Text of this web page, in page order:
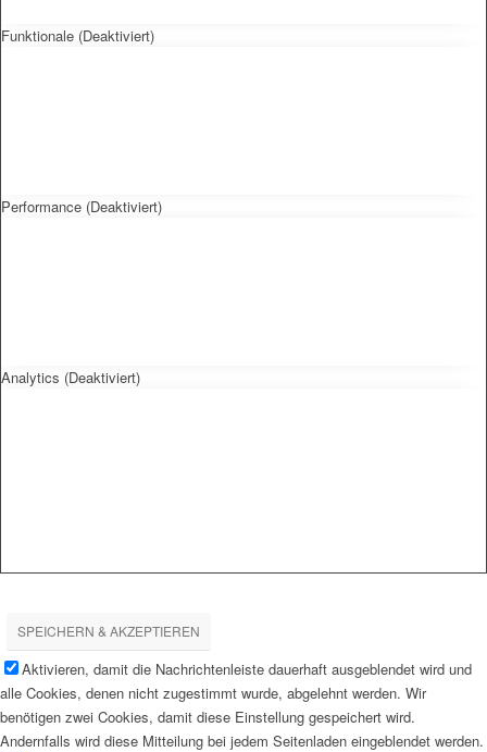
Funktionale (Deaktiviert)
Performance (Deaktiviert)
Analytics (Deaktiviert)
SPEICHERN & AKZEPTIEREN
Aktivieren, damit die Nachrichtenleiste dauerhaft ausgeblendet wird und
alle Cookies, denen nicht zugestimmt wurde, abgelehnt werden. Wir
benötigen zwei Cookies, damit diese Einstellung gespeichert wird.
Andernfalls wird diese Mitteilung bei jedem Seitenladen eingeblendet werden.